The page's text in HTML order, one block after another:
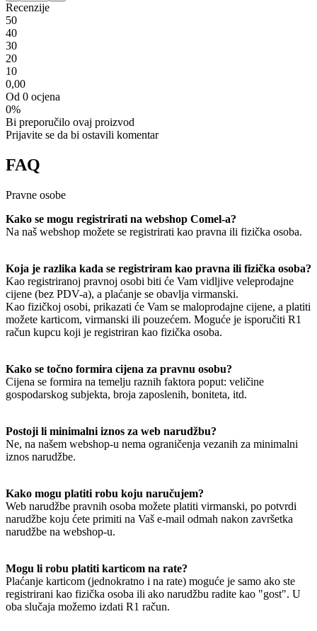
Recenzije
50
40
30
20
10
0,00
Od 0 ocjena
0%
Bi preporučilo ovaj proizvod
Prijavite se da bi ostavili komentar
FAQ
Pravne osobe
Kako se mogu registrirati na webshop Comel-a?
Na naš webshop možete se registrirati kao pravna ili fizička osoba.
Koja je razlika kada se registriram kao pravna ili fizička osoba?
Kao registriranoj pravnoj osobi biti će Vam vidljive veleprodajne
cijene (bez PDV-a), a plaćanje se obavlja virmanski.
Kao fizičkoj osobi, prikazati će Vam se maloprodajne cijene, a platiti
možete karticom, virmanski ili pouzećem. Moguće je isporučiti R1
račun kupcu koji je registriran kao fizička osoba.
Kako se točno formira cijena za pravnu osobu?
Cijena se formira na temelju raznih faktora poput: veličine
gospodarskog subjekta, broja zaposlenih, boniteta, itd.
Postoji li minimalni iznos za web narudžbu?
Ne, na našem webshop-u nema ograničenja vezanih za minimalni
iznos narudžbe.
Kako mogu platiti robu koju naručujem?
Web narudžbe pravnih osoba možete platiti virmanski, po potvrdi
narudžbe koju ćete primiti na Vaš e-mail odmah nakon završetka
narudžbe na webshop-u.
Mogu li robu platiti karticom na rate?
Plaćanje karticom (jednokratno i na rate) moguće je samo ako ste
registrirani kao fizička osoba ili ako narudžbu radite kao "gost". U
oba slučaja možemo izdati R1 račun.